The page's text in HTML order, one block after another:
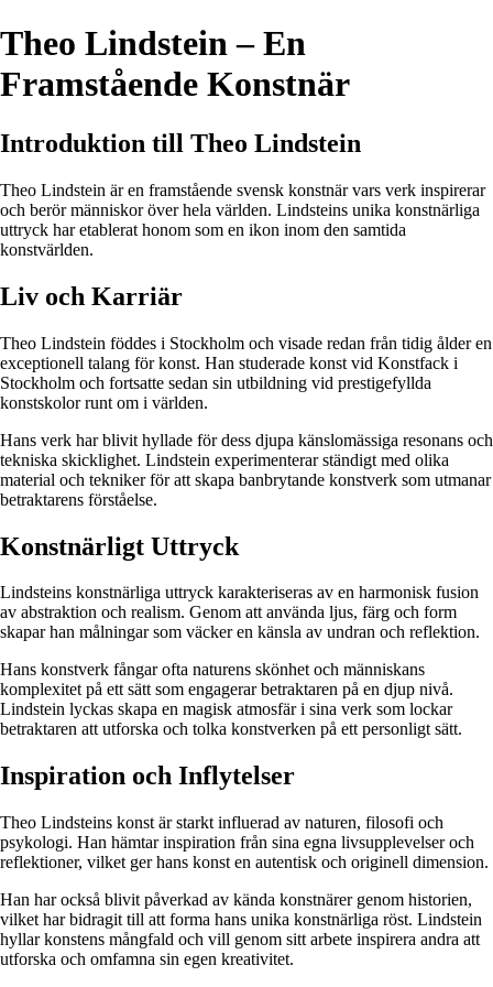
Theo Lindstein – En
Framstående Konstnär
Introduktion till Theo Lindstein
Theo Lindstein är en framstående svensk konstnär vars verk inspirerar
och berör människor över hela världen. Lindsteins unika konstnärliga
uttryck har etablerat honom som en ikon inom den samtida
konstvärlden.
Liv och Karriär
Theo Lindstein föddes i Stockholm och visade redan från tidig ålder en
exceptionell talang för konst. Han studerade konst vid Konstfack i
Stockholm och fortsatte sedan sin utbildning vid prestigefyllda
konstskolor runt om i världen.
Hans verk har blivit hyllade för dess djupa känslomässiga resonans och
tekniska skicklighet. Lindstein experimenterar ständigt med olika
material och tekniker för att skapa banbrytande konstverk som utmanar
betraktarens förståelse.
Konstnärligt Uttryck
Lindsteins konstnärliga uttryck karakteriseras av en harmonisk fusion
av abstraktion och realism. Genom att använda ljus, färg och form
skapar han målningar som väcker en känsla av undran och reflektion.
Hans konstverk fångar ofta naturens skönhet och människans
komplexitet på ett sätt som engagerar betraktaren på en djup nivå.
Lindstein lyckas skapa en magisk atmosfär i sina verk som lockar
betraktaren att utforska och tolka konstverken på ett personligt sätt.
Inspiration och Inflytelser
Theo Lindsteins konst är starkt influerad av naturen, filosofi och
psykologi. Han hämtar inspiration från sina egna livsupplevelser och
reflektioner, vilket ger hans konst en autentisk och originell dimension.
Han har också blivit påverkad av kända konstnärer genom historien,
vilket har bidragit till att forma hans unika konstnärliga röst. Lindstein
hyllar konstens mångfald och vill genom sitt arbete inspirera andra att
utforska och omfamna sin egen kreativitet.